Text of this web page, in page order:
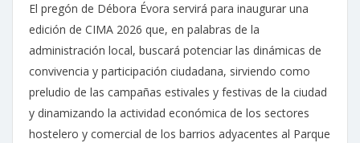
El pregón de Débora Évora servirá para inaugurar una
edición de CIMA 2026 que, en palabras de la
administración local, buscará potenciar las dinámicas de
convivencia y participación ciudadana, sirviendo como
preludio de las campañas estivales y festivas de la ciudad
y dinamizando la actividad económica de los sectores
hostelero y comercial de los barrios adyacentes al Parque